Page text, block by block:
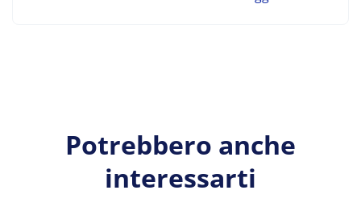
Potrebbero anche
interessarti